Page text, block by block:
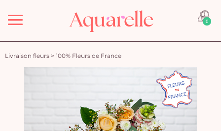
Menu 0
Livraison fleurs > 100% Fleurs de France